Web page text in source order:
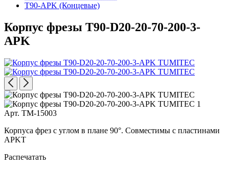
T90-APK (Концевые)
Корпус фрезы T90-D20-20-70-200-3-
APK
Арт. TM-15003
Корпуса фрез с углом в плане 90°. Совместимы с пластинами
APKT
Распечатать